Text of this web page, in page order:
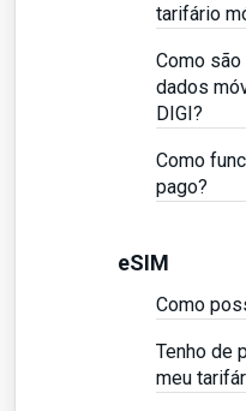
tarifário
Como
dados
DIGI?
Como
pago?
eSIM
Como
Tenho de
meu